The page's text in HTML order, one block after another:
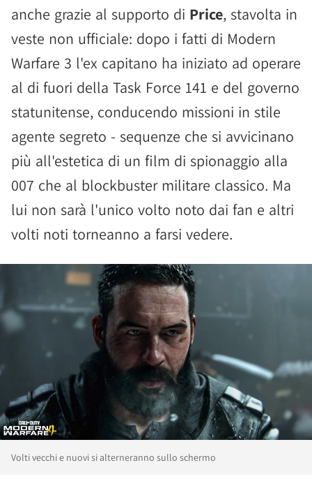
anche grazie al supporto di Price, stavolta in
veste non ufficiale: dopo i fatti di Modern
Warfare 3 l'ex capitano ha iniziato ad operare
al di fuori della Task Force 141 e del governo
statunitense, conducendo missioni in stile
agente segreto - sequenze che si avvicinano
più all'estetica di un film di spionaggio alla
007 che al blockbuster militare classico. Ma
lui non sarà l'unico volto noto dai fan e altri
volti noti torneanno a farsi vedere.
Volti vecchi e nuovi si alterneranno sullo schermo